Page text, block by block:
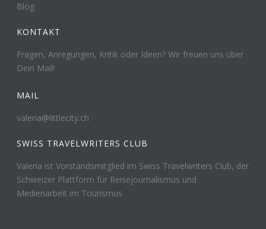
Blog
KONTAKT
Fragen, Anregungen, Kritik oder Ideen? Wir freuen uns über
Dein Mail!
MAIL
valeria@littlecity.ch
SWISS TRAVELWRITERS CLUB
Valeria ist Vorstandsmitglied im Swiss Travelwriters Club, der
Schweizer Plattform für Reisejournalismus und
Medienarbeit im Tourismus